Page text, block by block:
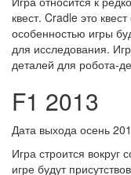
квест. Cradle это
особенностью игры
для исследования.
деталей для робота-
F1 2013
Дата выхода осень
Игра строится
игре будут